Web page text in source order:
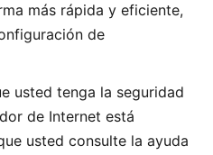
más rápida y eficiente,
de
usted tenga la seguridad
de Internet está
usted consulte la ayuda